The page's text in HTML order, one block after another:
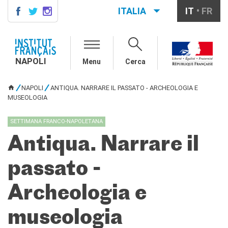
CONTACTS
CORSI DI FRANCESE
Corsi di preparazione DELF
Corsi per bambini e
ragazzi
Corsi individuali e su
piattaforme
Atelier tematici
Aziende
Scuole
Risorse
ITALIA IT FR
NAPOLI Menu Cerca
TU SEI QUI
NAPOLI
ANTIQUA. NARRARE IL PASSATO - ARCHEOLOGIA E
MUSEOLOGIA
SETTIMANA FRANCO-NAPOLETANA
Antiqua. Narrare il
passato -
Archeologia e
museologia